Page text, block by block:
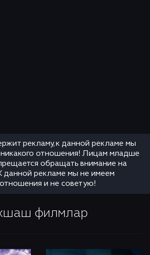
рекламу, к данной рекламе мы
отношения! Лицам младше
обращать внимание на
данной рекламе мы не имеем
отношения и не советую!
филмлар